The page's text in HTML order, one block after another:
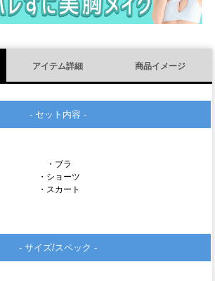
アイテム詳細 商品イメージ
- セット内容 -
・ブラ
・ショーツ
・スカート
- サイズ/スペック -